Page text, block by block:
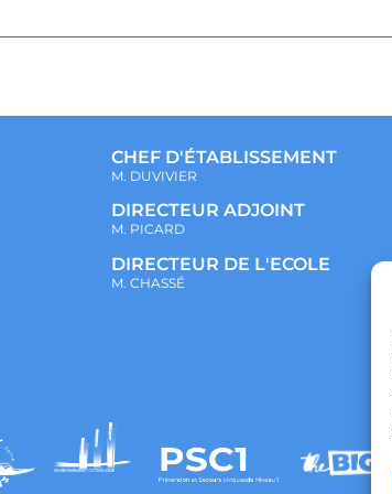
CHEF D'ÉTABLISSEMENT
M. DUVIVIER
DIRECTEUR ADJOINT
M. PICARD
DIRECTEUR DE L'ECOLE
M. CHASSÉ